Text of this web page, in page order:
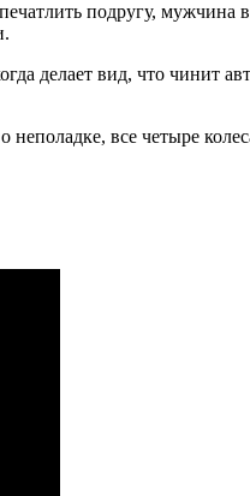
подругу,
делает вид, что чинит
все четыре